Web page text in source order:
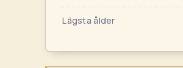
Lägsta ålder